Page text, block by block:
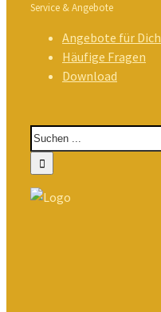
Service & Angebote
Angebote für Dich
Häufige Fragen
Download